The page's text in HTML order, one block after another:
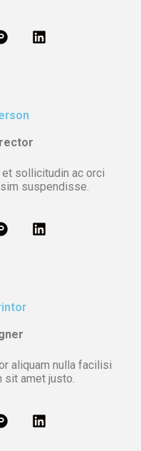
sollicitudin ac orci
suspendisse.
aliquam nulla facilisi
amet justo.